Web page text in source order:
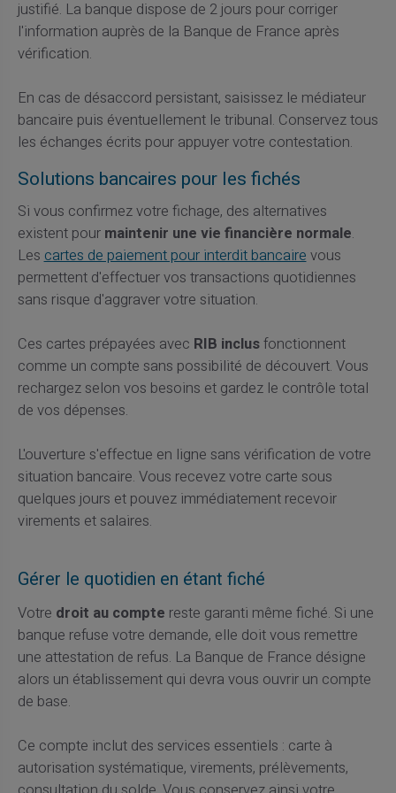
justifié. La banque dispose de 2 jours pour corriger
l'information auprès de la Banque de France après
vérification.
En cas de désaccord persistant, saisissez le médiateur
bancaire puis éventuellement le tribunal. Conservez tous
les échanges écrits pour appuyer votre contestation.
Solutions bancaires pour les fichés
Si vous confirmez votre fichage, des alternatives
existent pour maintenir une vie financière normale.
Lescartes de paiement pour interdit bancairevous
permettent d'effectuer vos transactions quotidiennes
sans risque d'aggraver votre situation.
Ces cartes prépayées avec RIB inclusfonctionnent
comme un compte sans possibilité de découvert. Vous
rechargez selon vos besoins et gardez le contrôle total
de vos dépenses.
L'ouverture s'effectue en ligne sans vérification de votre
situation bancaire. Vous recevez votre carte sous
quelques jours et pouvez immédiatement recevoir
virements et salaires.
Gérer le quotidien en étant fiché
Votre droit au compte reste garanti même fiché. Si une
banque refuse votre demande, elle doit vous remettre
une attestation de refus. La Banque de France désigne
alors un établissement qui devra vous ouvrir un compte
de base.
Ce compte inclut des services essentiels : carte à
autorisation systématique, virements, prélèvements,